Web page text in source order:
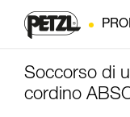
Soccorso di
cordino